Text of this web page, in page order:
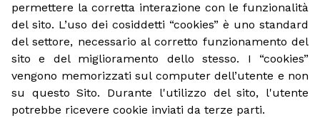
permettere la corretta interazione con le funzionalità
del sito. L’uso dei cosiddetti “cookies” è uno standard
del settore, necessario al corretto funzionamento del
sito e del miglioramento dello stesso. I “cookies”
vengono memorizzati sul computer dell’utente e non
su questo Sito. Durante l'utilizzo del sito, l'utente
potrebbe ricevere cookie inviati da terze parti.